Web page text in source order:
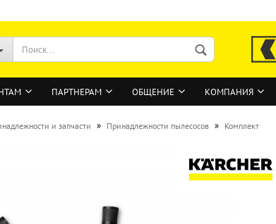
ВОЙТИ
ПАРТНЕРАМ ОБЩЕНИЕ КОМПАНИЯ
и запчасти » Принадлежности пылесосов » Комплект